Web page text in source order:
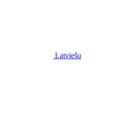
Latviešu